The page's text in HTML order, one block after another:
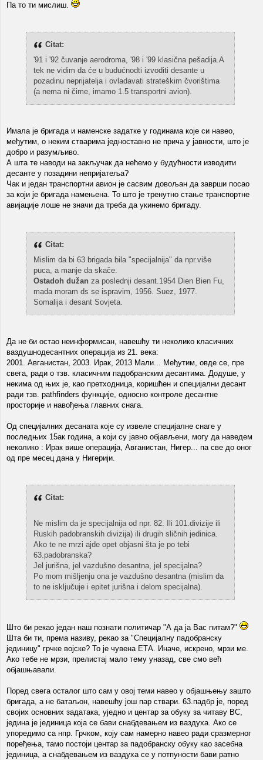
Па то ти мислиш.
Citat:
'91 i '92 čuvanje aerodroma, '98 i '99 klasična pešadija.A
tek ne vidim da će u budućnodti izvoditi desante u
pozadinu neprijatelja i ovladavati strateškim čvorištima
(a nema ni čime, imamo 1.5 transportni avion).
Имала је бригада и наменске задатке у годинама које си навео,
међутим, о неким стварима једноставно не прича у јавности, што је
добро и разумљиво.
А шта те наводи на закључак да нећемо у будућности изводити
десанте у позадини непријатеља?
Чак и један транспортни авион је сасвим довољан да заврши посао
за који је бригада намењена. То што је тренутно стање транспортне
авијације лоше не значи да треба да укинемо бригаду.
Citat:
Mislim da bi 63.brigada bila "specijalnija" da npr.više
puca, a manje da skače.
Ostadoh dužan za poslednji desant.1954 Dien Bien Fu,
mada moram ds se ispravim, 1956. Suez, 1977.
Somalija i desant Sovjeta.
Да не би остао неинформисан, навешћу ти неколико класичних
ваздушнодесантних операција из 21. века:
2001. Авганистан, 2003. Ирак, 2013 Мали... Међутим, овде се, пре
свега, ради о тзв. класичним падобранским десантима. Додуше, у
некима од њих је, као претходница, коришћен и специјални десант
ради тзв. pathfinders функције, односно контроле десантне
просторије и навођења главних снага.
Од специјалних десаната које су извеле специјалне снаге у
последњих 15ак година, а који су јавно објављени, могу да наведем
неколико : Ирак више операција, Авганистан, Нигер... па све до оног
од пре месец дана у Нигерији.
Citat:
Ne mislim da je specijalnija od npr. 82. Ili 101.divizije ili
Ruskih padobranskih divizija) ili drugih sličnih jedinica.
Ako te ne mrzi ajde opet objasni šta je po tebi
63.padobranska?
Jel jurišna, jel vazdušno desantna, jel specijalna?
Po mom mišljenju ona je vazdušno desantna (mislim da
to ne isključuje i epitet jurišna i delom specijalna).
Што би рекао један наш познати политичар "А да ја Вас питам?"
Шта би ти, према називу, рекао за "Специјалну падобранску
јединицу" грчке војске? То је чувена ЕТА. Иначе, искрено, мрзи ме.
Ако тебе не мрзи, прелистај мало тему уназад, све смо већ
објашњавали.
Поред свега осталог што сам у овој теми навео у објашњењу зашто
бригада, а не батаљон, навешћу још пар ствари. 63.падбр је, поред
својих основних задатака, уједно и центар за обуку за читаву ВС,
једина је јединица која се бави снабдевањем из ваздуха. Ако се
упоредимо са нпр. Грчком, коју сам намерно навео ради сразмерног
поређења, тамо постоји центар за падобранску обуку као засебна
јединица, а снабдевањем из ваздуха се у потпуности бави ратно